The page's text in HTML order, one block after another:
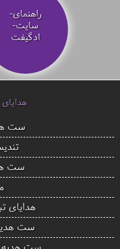
راهنمای-
سایت-
ادگیفت
ست
ست
هدایای
ست